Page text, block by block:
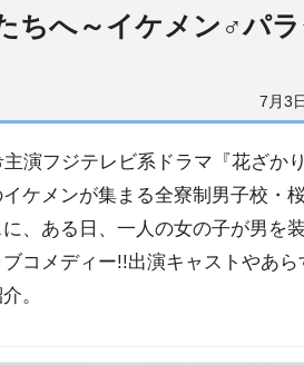
ちへ～イケメン♂パ
7月3
演フジテレビ系ドラマ『花ざか
ケメンが集まる全寮制男子校・
、ある日、一人の女の子が男を
コメディー!!出演キャストやあ
。